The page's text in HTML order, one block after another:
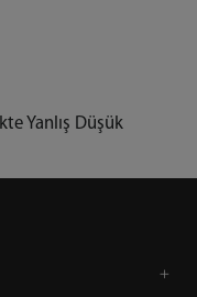
Yanlış Düşük